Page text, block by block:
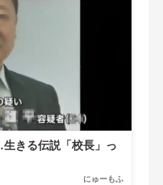
きる伝説「校長」っ
にゅーもふ